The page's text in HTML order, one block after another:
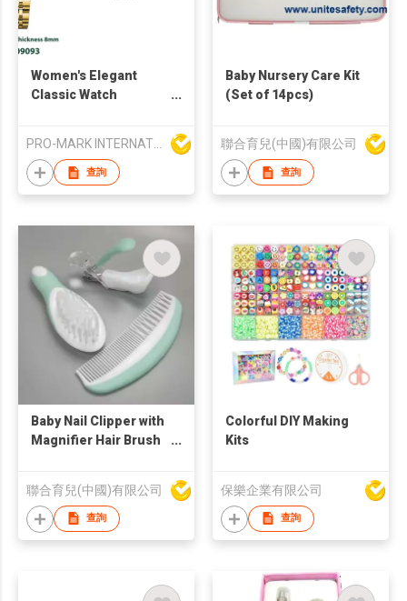
Women's Elegant
Classic Watch
Quartz Fashionable
Watch And Stainless
Steel Jewelry Bangle
Set For Women
PRO-MARK INTERNATIONAL
查詢
Baby Nursery Care Kit
(Set of 14pcs)
聯合育兒(中國)有限公司
查詢
Baby Nail Clipper with
Magnifier Hair Brush
聯合育兒(中國)有限公司
查詢
Colorful DIY Making
Kits
保樂企業有限公司
查詢